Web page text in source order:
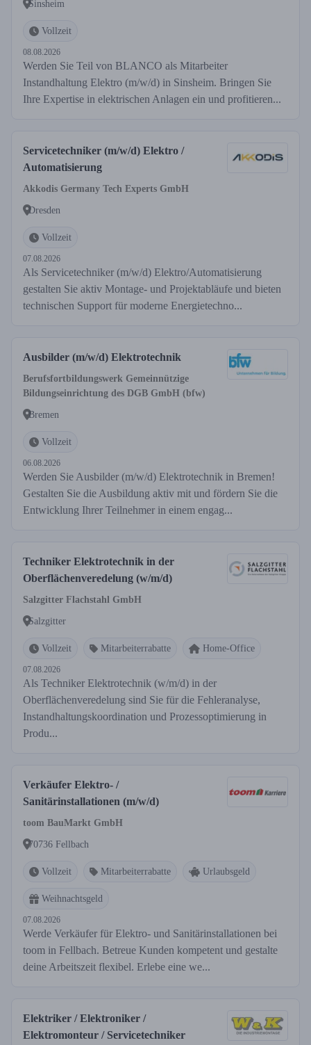
Sinsheim
Vollzeit
08.08.2026
Werden Sie Teil von BLANCO als Mitarbeiter
Instandhaltung Elektro (m/w/d) in Sinsheim. Bringen Sie
Ihre Expertise in elektrischen Anlagen ein und profitieren...
Servicetechniker (m/w/d) Elektro /
Automatisierung
Akkodis Germany Tech Experts GmbH
Dresden
Vollzeit
07.08.2026
Als Servicetechniker (m/w/d) Elektro/Automatisierung
gestalten Sie aktiv Montage- und Projektabläufe und bieten
technischen Support für moderne Energietechno...
Ausbilder (m/w/d) Elektrotechnik
Berufsfortbildungswerk Gemeinnützige
Bildungseinrichtung des DGB GmbH (bfw)
Bremen
Vollzeit
06.08.2026
Werden Sie Ausbilder (m/w/d) Elektrotechnik in Bremen!
Gestalten Sie die Ausbildung aktiv mit und fördern Sie die
Entwicklung Ihrer Teilnehmer in einem engag...
Techniker Elektrotechnik in der
Oberflächenveredelung (w/m/d)
Salzgitter Flachstahl GmbH
Salzgitter
Vollzeit Mitarbeiterrabatte Home-Office
07.08.2026
Als Techniker Elektrotechnik (w/m/d) in der
Oberflächenveredelung sind Sie für die Fehleranalyse,
Instandhaltungskoordination und Prozessoptimierung in
Produ...
Verkäufer Elektro- /
Sanitärinstallationen (m/w/d)
toom BauMarkt GmbH
70736 Fellbach
Vollzeit Mitarbeiterrabatte Urlaubsgeld
Weihnachtsgeld
07.08.2026
Werde Verkäufer für Elektro- und Sanitärinstallationen bei
toom in Fellbach. Betreue Kunden kompetent und gestalte
deine Arbeitszeit flexibel. Erlebe eine we...
Elektriker / Elektroniker /
Elektromonteur / Servicetechniker